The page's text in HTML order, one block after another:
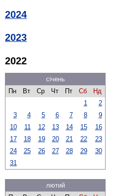
2024
2023
2022
січень
Пн
Вт Ср Чт Пт Сб
Нд
1
2
3
4 5 6 7 8
9
10
11 12 13 14 15
16
17
18 19 20 21 22
23
24
25 26 27 28 29
30
31
лютий